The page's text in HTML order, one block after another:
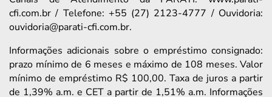
cfi.com.br / Telefone: +55 (27) 2123-4777 / Ouvidoria:
ouvidoria@parati-cfi.com.br.
Informações adicionais sobre o empréstimo consignado:
prazo mínimo de 6 meses e máximo de 108 meses. Valor
mínimo de empréstimo R$ 100,00. Taxa de juros a partir
de 1,39% a.m. e CET a partir de 1,51% a.m. Informações